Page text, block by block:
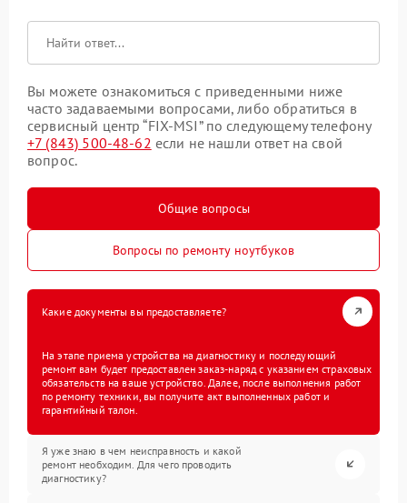
Вы можете ознакомиться с приведенными ниже
часто задаваемыми вопросами, либо обратиться в
сервисный центр “FIX-MSI” по следующему телефону
+7 (843) 500-48-62 если не нашли ответ на свой
вопрос.
Общие вопросы
Вопросы по ремонту ноутбуков
Какие документы вы предоставляете?
На этапе приема устройства на диагностику и последующий
ремонт вам будет предоставлен заказ-наряд с указанием страховых
обязательств на ваше устройство. Далее, после выполнения работ
по ремонту техники, вы получите акт выполненных работ и
гарантийный талон.
Я уже знаю в чем неисправность и какой
ремонт необходим. Для чего проводить
диагностику?